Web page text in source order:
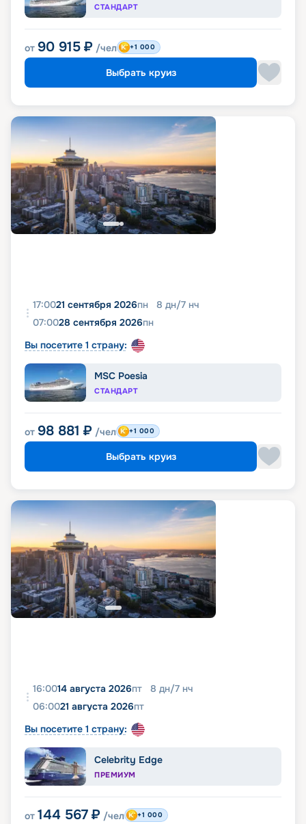
СТАНДАРТ
от 90 915 ₽ /чел +1 000
Выбрать круиз
17:0021 сентября 2026пн 8 дн/7 нч
07:0028 сентября 2026пн
Вы посетите 1 страну:
MSC Poesia
СТАНДАРТ
от 98 881 ₽ /чел +1 000
Выбрать круиз
16:0014 августа 2026пт 8 дн/7 нч
06:0021 августа 2026пт
Вы посетите 1 страну:
Celebrity Edge
ПРЕМИУМ
от 144 567 ₽ /чел +1 000